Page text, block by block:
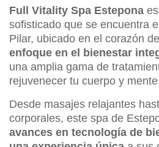
Full Vitality Spa Estepona
sofisticado que se encuentra
Pilar, ubicado en el corazón
enfoque en el bienestar
una amplia gama de
rejuvenecer tu cuerpo y
Desde masajes relajantes
corporales, este spa de
avances en tecnología de